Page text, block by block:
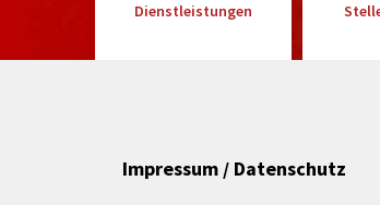
Dienstleistungen
Impressum / Datenschutz